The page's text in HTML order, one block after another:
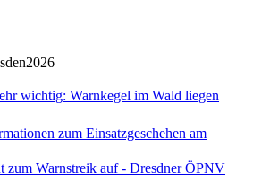
wichtig: Warnkegel im Wald liegen
zum Einsatzgeschehen am
zum Warnstreik auf - Dresdner ÖPNV